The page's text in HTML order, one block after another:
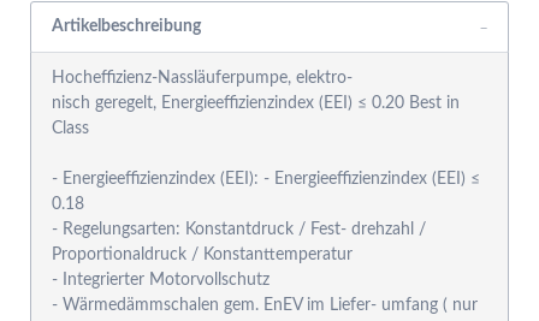
Artikelbeschreibung
Hocheffizienz-Nassläuferpumpe, elektro-
nisch geregelt, Energieeffizienzindex (EEI) ≤ 0.20 Best in
Class
- Energieeffizienzindex (EEI): - Energieeffizienzindex (EEI) ≤
0.18
- Regelungsarten: Konstantdruck / Fest- drehzahl /
Proportionaldruck / Konstanttemperatur
- Integrierter Motorvollschutz
- Wärmedämmschalen gem. EnEV im Liefer- umfang ( nur